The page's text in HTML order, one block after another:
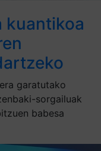
kuantikoa
garatutako
sorgailuak
babesa